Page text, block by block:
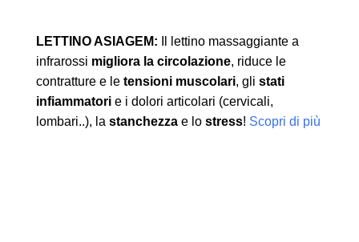
LETTINO ASIAGEM:
Il lettino massaggiante a
infrarossi migliora la circolazione, riduce le
contratture e le tensioni muscolari, gli stati
infiammatori e i dolori articolari (cervicali,
lombari..), la stanchezzae lo stress! Scopri di più